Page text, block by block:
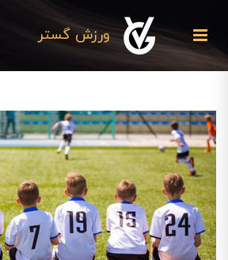
ورزش گستر